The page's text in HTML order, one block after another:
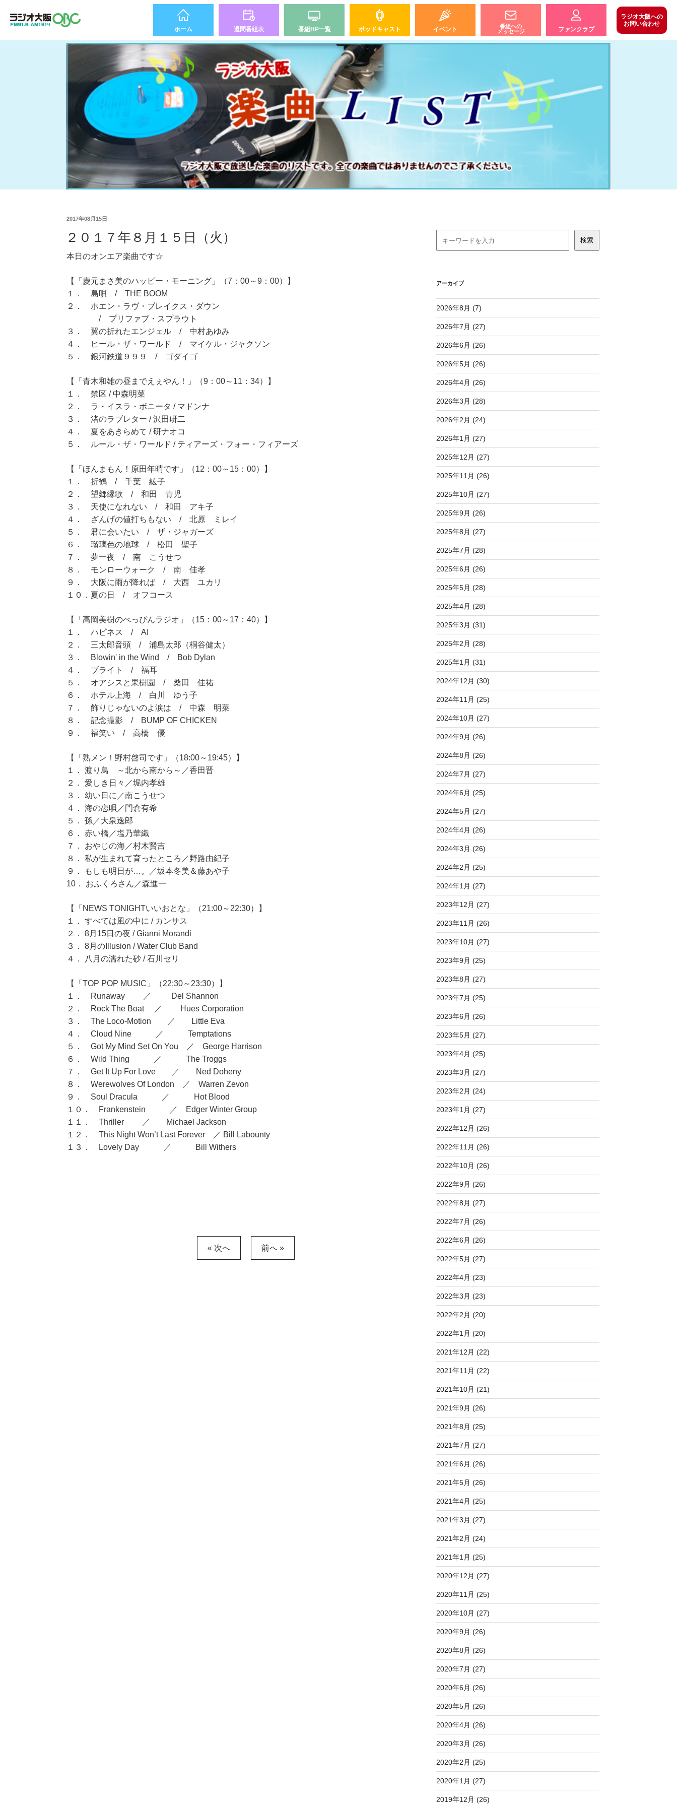
ホーム 週間番組表 番組HP一覧 ポッドキャスト イベント
番組への
メッセージ
ファンクラブ
ラジオ大阪への
お問い合わせ
2017年08月15日
２０１７年８月１５日（火）
本日のオンエア楽曲です☆
【「慶元まさ美のハッピー・モーニング」（7：00～9：00）】
１． 島唄 / THE BOOM
２． ホエン・ラヴ・ブレイクス・ダウン
/ プリファブ・スプラウト
３． 翼の折れたエンジェル / 中村あゆみ
４． ヒール・ザ・ワールド / マイケル・ジャクソン
５． 銀河鉄道９９９ / ゴダイゴ
【「青木和雄の昼までえぇやん！」（9：00～11：34）】
１． 禁区 / 中森明菜
２． ラ・イスラ・ボニータ / マドンナ
３． 渚のラブレター / 沢田研二
４． 夏をあきらめて / 研ナオコ
５． ルール・ザ・ワールド / ティアーズ・フォー・フィアーズ
【「ほんまもん！原田年晴です」（12：00～15：00）】
１． 折鶴 / 千葉 紘子
２． 望郷縁歌 / 和田 青児
３． 天使になれない / 和田 アキ子
４． ざんげの値打ちもない / 北原 ミレイ
５． 君に会いたい / ザ・ジャガーズ
６． 瑠璃色の地球 / 松田 聖子
７． 夢一夜 / 南 こうせつ
８． モンローウォーク / 南 佳孝
９． 大阪に雨が降れば / 大西 ユカリ
１０．夏の日 / オフコース
【「髙岡美樹のべっぴんラジオ」（15：00～17：40）】
１． ハピネス / AI
２． 三太郎音頭 / 浦島太郎（桐谷健太）
３． Blowin' in the Wind / Bob Dylan
４． ブライト / 福耳
５． オアシスと果樹園 / 桑田 佳祐
６． ホテル上海 / 白川 ゆう子
７． 飾りじゃないのよ涙は / 中森 明菜
８． 記念撮影 / BUMP OF CHICKEN
９． 福笑い / 高橋 優
【「熟メン！野村啓司です」（18:00～19:45）】
１． 渡り鳥 ～北から南から～／香田晋
２． 愛しき日々／堀内孝雄
３． 幼い日に／南こうせつ
４． 海の恋唄／門倉有希
５． 孫／大泉逸郎
６． 赤い橋／塩乃華織
７． おやじの海／村木賢吉
８． 私が生まれて育ったところ／野路由紀子
９． もしも明日が…。／坂本冬美＆藤あや子
10． おふくろさん／森進一
【「NEWS TONIGHTいいおとな」（21:00～22:30）】
１． すべては風の中に / カンサス
２． 8月15日の夜 / Gianni Morandi
３． 8月のIllusion / Water Club Band
４． 八月の濡れた砂 / 石川セリ
【「TOP POP MUSIC」（22:30～23:30）】
１． Runaway ／ Del Shannon
２． Rock The Boat ／ Hues Corporation
３． The Loco-Motion ／ Little Eva
４． Cloud Nine ／ Temptations
５． Got My Mind Set On You ／ George Harrison
６． Wild Thing ／ The Troggs
７． Get It Up For Love ／ Ned Doheny
８． Werewolves Of London ／ Warren Zevon
９． Soul Dracula ／ Hot Blood
１０． Frankenstein ／ Edger Winter Group
１１． Thriller ／ Michael Jackson
１２． This Night Won’t Last Forever ／ Bill Labounty
１３． Lovely Day ／ Bill Withers
« 次へ 前へ »
アーカイブ
2026年8月 (7)
2026年7月 (27)
2026年6月 (26)
2026年5月 (26)
2026年4月 (26)
2026年3月 (28)
2026年2月 (24)
2026年1月 (27)
2025年12月 (27)
2025年11月 (26)
2025年10月 (27)
2025年9月 (26)
2025年8月 (27)
2025年7月 (28)
2025年6月 (26)
2025年5月 (28)
2025年4月 (28)
2025年3月 (31)
2025年2月 (28)
2025年1月 (31)
2024年12月 (30)
2024年11月 (25)
2024年10月 (27)
2024年9月 (26)
2024年8月 (26)
2024年7月 (27)
2024年6月 (25)
2024年5月 (27)
2024年4月 (26)
2024年3月 (26)
2024年2月 (25)
2024年1月 (27)
2023年12月 (27)
2023年11月 (26)
2023年10月 (27)
2023年9月 (25)
2023年8月 (27)
2023年7月 (25)
2023年6月 (26)
2023年5月 (27)
2023年4月 (25)
2023年3月 (27)
2023年2月 (24)
2023年1月 (27)
2022年12月 (26)
2022年11月 (26)
2022年10月 (26)
2022年9月 (26)
2022年8月 (27)
2022年7月 (26)
2022年6月 (26)
2022年5月 (27)
2022年4月 (23)
2022年3月 (23)
2022年2月 (20)
2022年1月 (20)
2021年12月 (22)
2021年11月 (22)
2021年10月 (21)
2021年9月 (26)
2021年8月 (25)
2021年7月 (27)
2021年6月 (26)
2021年5月 (26)
2021年4月 (25)
2021年3月 (27)
2021年2月 (24)
2021年1月 (25)
2020年12月 (27)
2020年11月 (25)
2020年10月 (27)
2020年9月 (26)
2020年8月 (26)
2020年7月 (27)
2020年6月 (26)
2020年5月 (26)
2020年4月 (26)
2020年3月 (26)
2020年2月 (25)
2020年1月 (27)
2019年12月 (26)